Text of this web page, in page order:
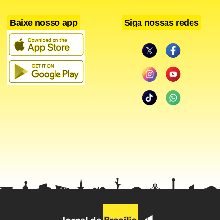
WhatsApp
LinkedIn
Twitter
X Telegram
Share
Baixe nosso app Siga nossas redes